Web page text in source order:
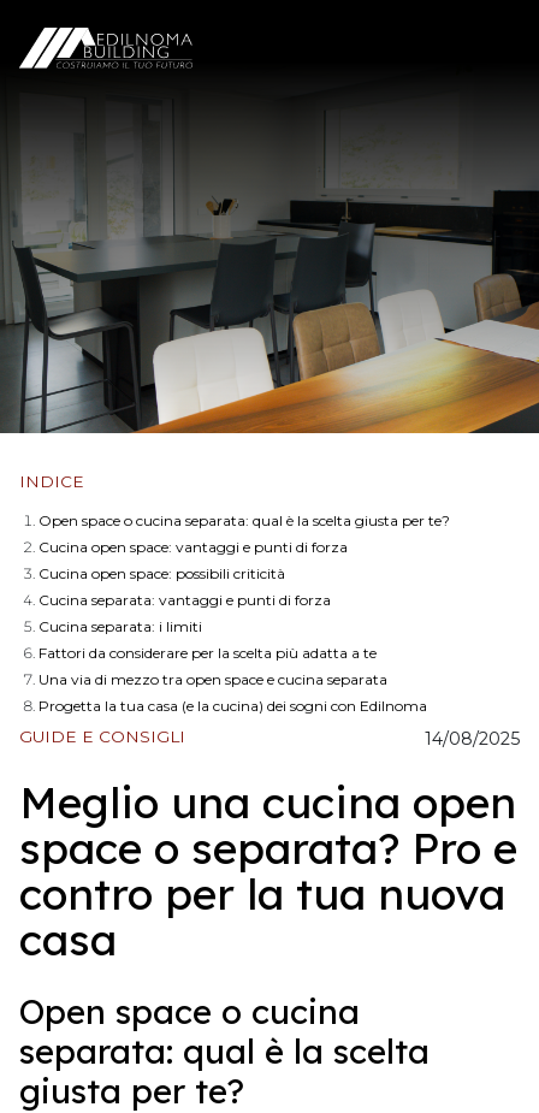
INDICE
Open space o cucina separata: qual è la scelta giusta per te?
Cucina open space: vantaggi e punti di forza
Cucina open space: possibili criticità
Cucina separata: vantaggi e punti di forza
Cucina separata: i limiti
Fattori da considerare per la scelta più adatta a te
Una via di mezzo tra open space e cucina separata
Progetta la tua casa (e la cucina) dei sogni con Edilnoma
GUIDE E CONSIGLI 14/08/2025
Meglio una cucina open
space o separata? Pro e
contro per la tua nuova
casa
Open space o cucina
separata: qual è la scelta
giusta per te?